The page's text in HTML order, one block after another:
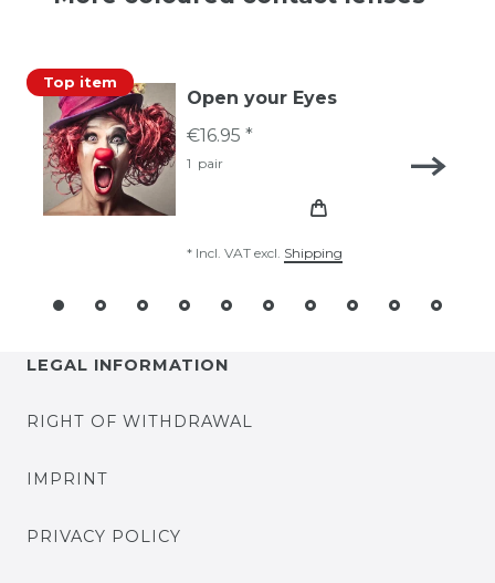
Top item
Open your Eyes
€16.95 *
1 pair
* Incl. VAT excl. Shipping
LEGAL INFORMATION
RIGHT OF WITHDRAWAL
IMPRINT
PRIVACY POLICY